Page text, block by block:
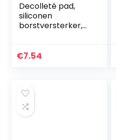
Decolleté pad,
siliconen
borstversterker,
lift borst patch
€7.54